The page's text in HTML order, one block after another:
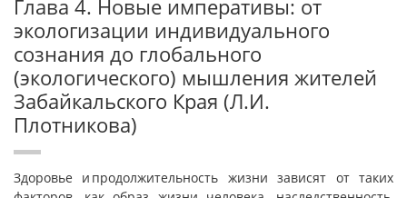
Глава 4. Новые императивы: от
экологизации индивидуального
сознания до глобального
(экологического) мышления жителей
Забайкальского Края (Л.И.
Плотникова)
Здоровье и продолжительность жизни зависят от таких